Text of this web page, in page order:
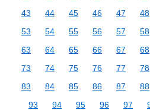
43
44 45 46 47 48
53
54 55 56 57 58
63
64 65 66 67 68
73
74 75 76 77 78
83
84 85 86 87 88
93
94 95 96 97